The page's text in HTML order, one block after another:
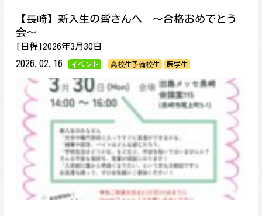
【長崎】新入生の皆さんへ ～合格おめでとう
会～
[日程]2026年3月30日
2026.02.16
イベント 高校生予備校生 医学生